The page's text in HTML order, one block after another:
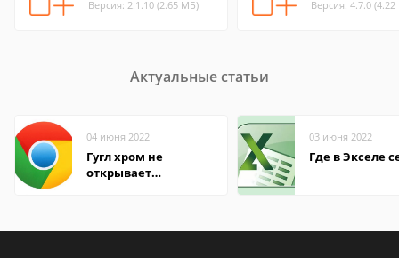
Версия: 2.1.10 (2.65 МБ) Версия: 4.7.0
Актуальные статьи
04 июня 2022
Гугл хром не
открывает
03 июня 2022
Где в Экселе